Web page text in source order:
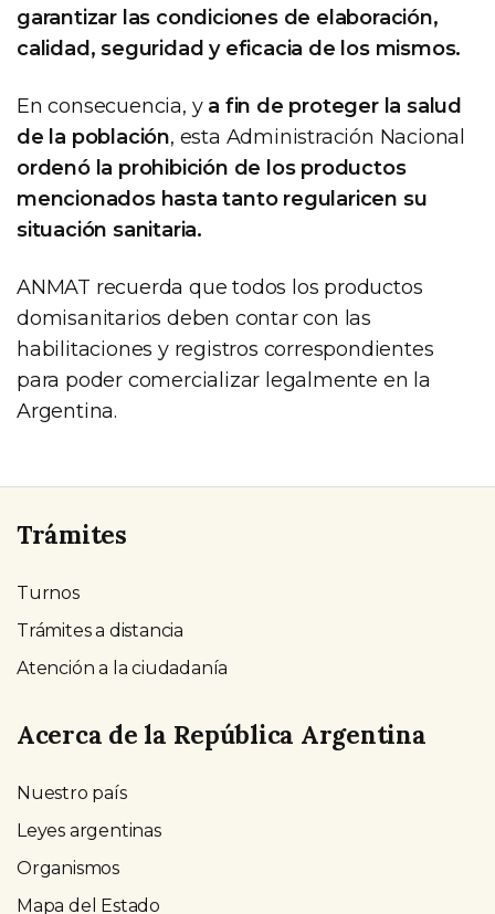
garantizar las condiciones de elaboración,
calidad, seguridad y eficacia de los mismos.
En consecuencia, y a fin de proteger la salud
de la población, esta Administración Nacional
ordenó la prohibición de los productos
mencionados hasta tanto regularicen su
situación sanitaria.
ANMAT recuerda que todos los productos
domisanitarios deben contar con las
habilitaciones y registros correspondientes
para poder comercializar legalmente en la
Argentina.
Trámites
Turnos
Trámites a distancia
Atención a la ciudadanía
Acerca de la República Argentina
Nuestro país
Leyes argentinas
Organismos
Mapa del Estado